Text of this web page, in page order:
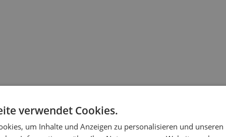
verwendet Cookies.
um Inhalte und Anzeigen zu personalisieren und